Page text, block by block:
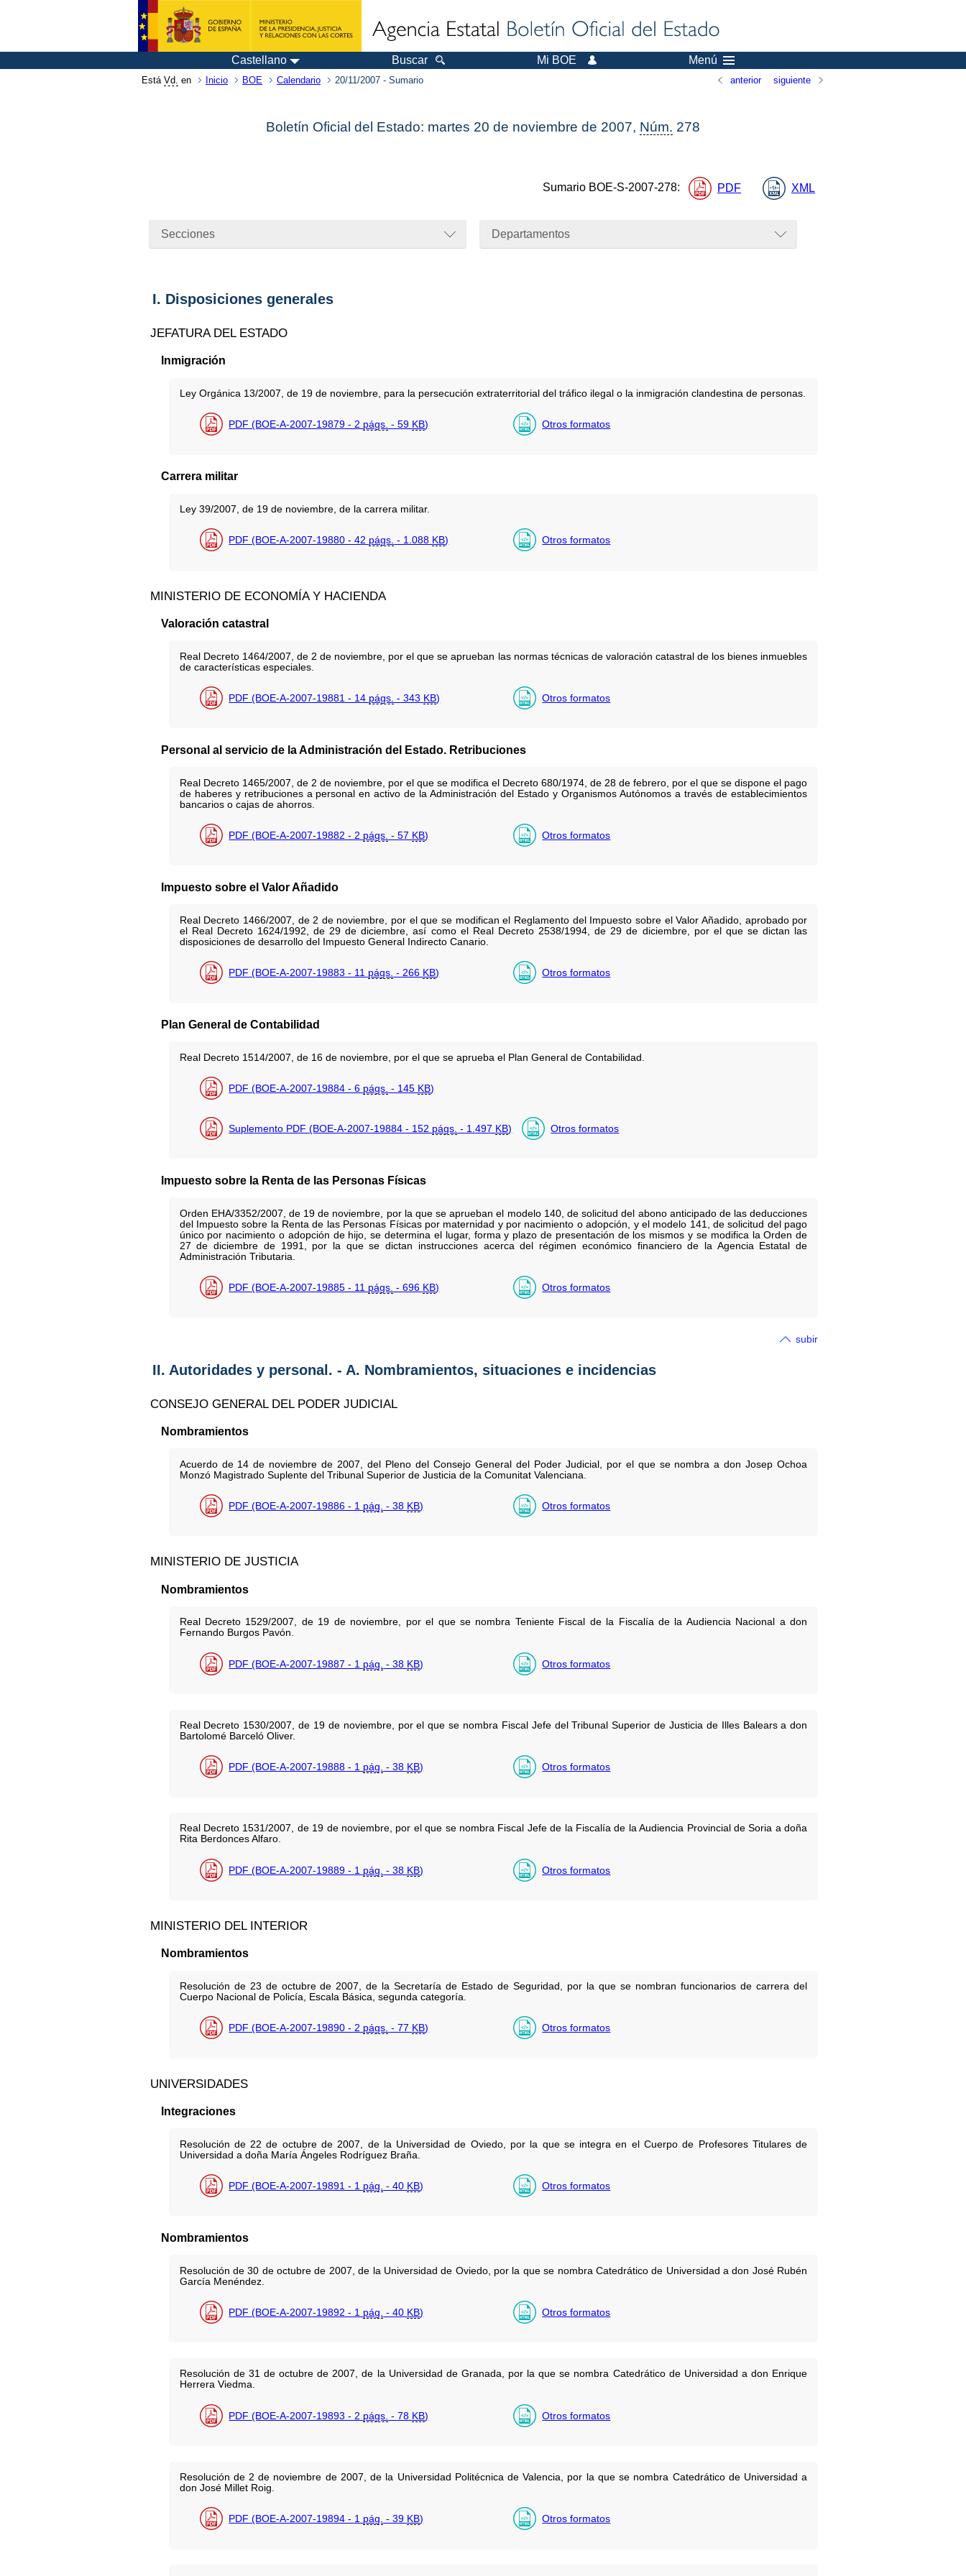
Castellano Buscar Mi BOE Menú
Está Vd. en Inicio BOE Calendario 20/11/2007 - Sumario anterior siguiente
Boletín Oficial del Estado: martes 20 de noviembre de 2007, Núm. 278
Sumario BOE-S-2007-278: PDF XML
Secciones Departamentos
I. Disposiciones generales
JEFATURA DEL ESTADO
Inmigración
Ley Orgánica 13/2007, de 19 de noviembre, para la persecución extraterritorial del tráfico ilegal o la inmigración clandestina de personas.
PDF (BOE-A-2007-19879 - 2 págs. - 59 KB) Otros formatos
Carrera militar
Ley 39/2007, de 19 de noviembre, de la carrera militar.
PDF (BOE-A-2007-19880 - 42 págs. - 1.088 KB) Otros formatos
MINISTERIO DE ECONOMÍA Y HACIENDA
Valoración catastral
Real Decreto 1464/2007, de 2 de noviembre, por el que se aprueban las normas técnicas de valoración catastral de los bienes inmuebles
de características especiales.
PDF (BOE-A-2007-19881 - 14 págs. - 343 KB) Otros formatos
Personal al servicio de la Administración del Estado. Retribuciones
Real Decreto 1465/2007, de 2 de noviembre, por el que se modifica el Decreto 680/1974, de 28 de febrero, por el que se dispone el pago
de haberes y retribuciones a personal en activo de la Administración del Estado y Organismos Autónomos a través de establecimientos
bancarios o cajas de ahorros.
PDF (BOE-A-2007-19882 - 2 págs. - 57 KB) Otros formatos
Impuesto sobre el Valor Añadido
Real Decreto 1466/2007, de 2 de noviembre, por el que se modifican el Reglamento del Impuesto sobre el Valor Añadido, aprobado por
el Real Decreto 1624/1992, de 29 de diciembre, así como el Real Decreto 2538/1994, de 29 de diciembre, por el que se dictan las
disposiciones de desarrollo del Impuesto General Indirecto Canario.
PDF (BOE-A-2007-19883 - 11 págs. - 266 KB) Otros formatos
Plan General de Contabilidad
Real Decreto 1514/2007, de 16 de noviembre, por el que se aprueba el Plan General de Contabilidad.
PDF (BOE-A-2007-19884 - 6 págs. - 145 KB)
Suplemento PDF (BOE-A-2007-19884 - 152 págs. - 1.497 KB) Otros formatos
Impuesto sobre la Renta de las Personas Físicas
Orden EHA/3352/2007, de 19 de noviembre, por la que se aprueban el modelo 140, de solicitud del abono anticipado de las deducciones
del Impuesto sobre la Renta de las Personas Físicas por maternidad y por nacimiento o adopción, y el modelo 141, de solicitud del pago
único por nacimiento o adopción de hijo, se determina el lugar, forma y plazo de presentación de los mismos y se modifica la Orden de
27 de diciembre de 1991, por la que se dictan instrucciones acerca del régimen económico financiero de la Agencia Estatal de
Administración Tributaria.
PDF (BOE-A-2007-19885 - 11 págs. - 696 KB) Otros formatos
subir
II. Autoridades y personal. - A. Nombramientos, situaciones e incidencias
CONSEJO GENERAL DEL PODER JUDICIAL
Nombramientos
Acuerdo de 14 de noviembre de 2007, del Pleno del Consejo General del Poder Judicial, por el que se nombra a don Josep Ochoa
Monzó Magistrado Suplente del Tribunal Superior de Justicia de la Comunitat Valenciana.
PDF (BOE-A-2007-19886 - 1 pág. - 38 KB) Otros formatos
MINISTERIO DE JUSTICIA
Nombramientos
Real Decreto 1529/2007, de 19 de noviembre, por el que se nombra Teniente Fiscal de la Fiscalía de la Audiencia Nacional a don
Fernando Burgos Pavón.
PDF (BOE-A-2007-19887 - 1 pág. - 38 KB) Otros formatos
Real Decreto 1530/2007, de 19 de noviembre, por el que se nombra Fiscal Jefe del Tribunal Superior de Justicia de Illes Balears a don
Bartolomé Barceló Oliver.
PDF (BOE-A-2007-19888 - 1 pág. - 38 KB) Otros formatos
Real Decreto 1531/2007, de 19 de noviembre, por el que se nombra Fiscal Jefe de la Fiscalía de la Audiencia Provincial de Soria a doña
Rita Berdonces Alfaro.
PDF (BOE-A-2007-19889 - 1 pág. - 38 KB) Otros formatos
MINISTERIO DEL INTERIOR
Nombramientos
Resolución de 23 de octubre de 2007, de la Secretaría de Estado de Seguridad, por la que se nombran funcionarios de carrera del
Cuerpo Nacional de Policía, Escala Básica, segunda categoría.
PDF (BOE-A-2007-19890 - 2 págs. - 77 KB) Otros formatos
UNIVERSIDADES
Integraciones
Resolución de 22 de octubre de 2007, de la Universidad de Oviedo, por la que se integra en el Cuerpo de Profesores Titulares de
Universidad a doña María Ángeles Rodríguez Braña.
PDF (BOE-A-2007-19891 - 1 pág. - 40 KB) Otros formatos
Nombramientos
Resolución de 30 de octubre de 2007, de la Universidad de Oviedo, por la que se nombra Catedrático de Universidad a don José Rubén
García Menéndez.
PDF (BOE-A-2007-19892 - 1 pág. - 40 KB) Otros formatos
Resolución de 31 de octubre de 2007, de la Universidad de Granada, por la que se nombra Catedrático de Universidad a don Enrique
Herrera Viedma.
PDF (BOE-A-2007-19893 - 2 págs. - 78 KB) Otros formatos
Resolución de 2 de noviembre de 2007, de la Universidad Politécnica de Valencia, por la que se nombra Catedrático de Universidad a
don José Millet Roig.
PDF (BOE-A-2007-19894 - 1 pág. - 39 KB) Otros formatos